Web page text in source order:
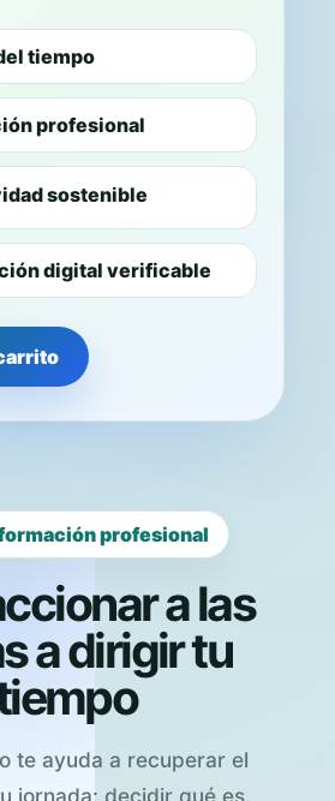
tiempo
profesional
sostenible
digital verificable
profesional
a las
a dirigir tu
te ayuda a recuperar el
jornada: decidir qué es